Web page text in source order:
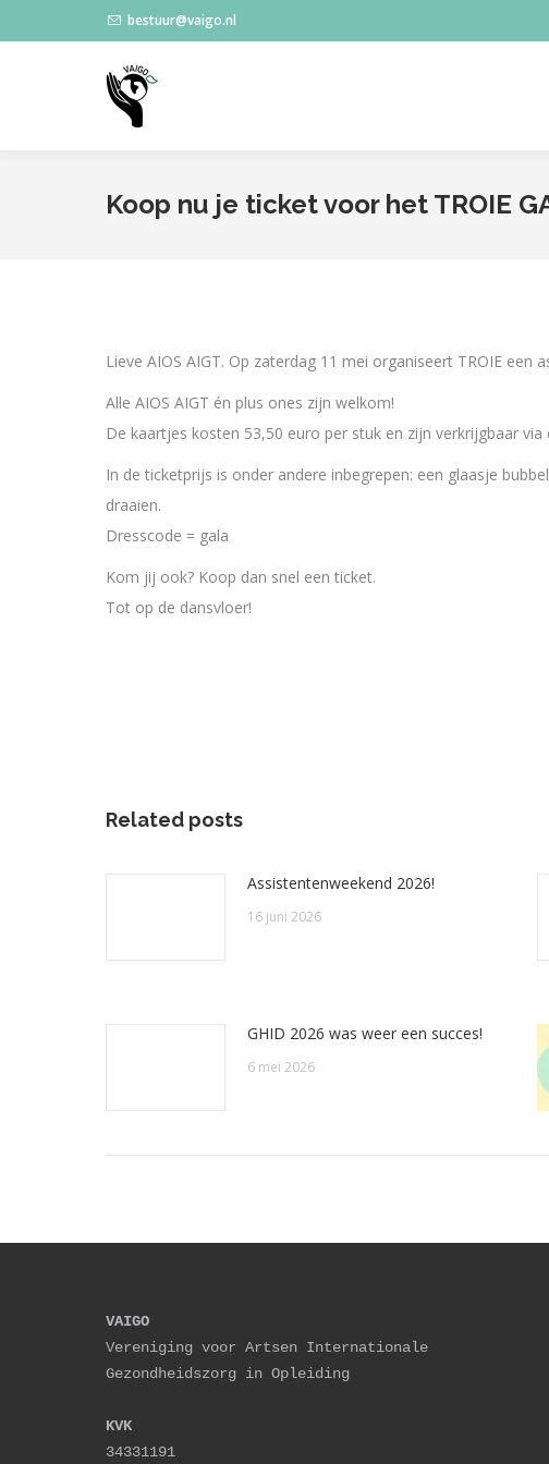
bestuur@vaigo.nl
Koop nu je ticket voor het TROIE
Lieve AIOS AIGT. Op zaterdag 11 mei organiseert TROIE
Alle AIOS AIGT én plus ones zijn welkom!
De kaartjes kosten 53,50 euro per stuk en zijn verkrijgbaar via
In de ticketprijs is onder andere inbegrepen: een glaasje
draaien.
Dresscode = gala
Kom jij ook? Koop dan snel een ticket.
Tot op de dansvloer!
Related posts
Assistentenweekend 2026!
16 juni 2026
GHID 2026 was weer een succes!
6 mei 2026
VAIGO
Vereniging voor Artsen Internationale
Gezondheidszorg in Opleiding
KVK
34331191